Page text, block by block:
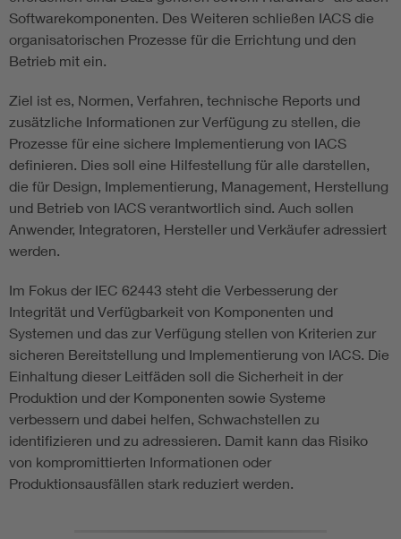
Softwarekomponenten. Des Weiteren schließen IACS die
organisatorischen Prozesse für die Errichtung und den
Betrieb mit ein.
Ziel ist es, Normen, Verfahren, technische Reports und
zusätzliche Informationen zur Verfügung zu stellen, die
Prozesse für eine sichere Implementierung von IACS
definieren. Dies soll eine Hilfestellung für alle darstellen,
die für Design, Implementierung, Management, Herstellung
und Betrieb von IACS verantwortlich sind. Auch sollen
Anwender, Integratoren, Hersteller und Verkäufer adressiert
werden.
Im Fokus der IEC 62443 steht die Verbesserung der
Integrität und Verfügbarkeit von Komponenten und
Systemen und das zur Verfügung stellen von Kriterien zur
sicheren Bereitstellung und Implementierung von IACS. Die
Einhaltung dieser Leitfäden soll die Sicherheit in der
Produktion und der Komponenten sowie Systeme
verbessern und dabei helfen, Schwachstellen zu
identifizieren und zu adressieren. Damit kann das Risiko
von kompromittierten Informationen oder
Produktionsausfällen stark reduziert werden.